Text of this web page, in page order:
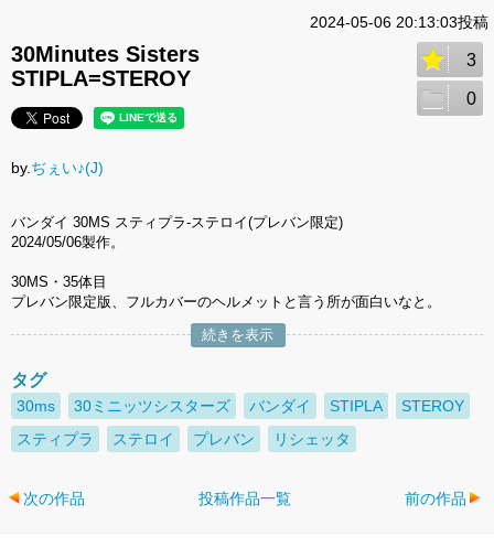
2024-05-06 20:13:03投稿
30Minutes Sisters
STIPLA=STEROY
3
0
by.ぢぇい♪(J)
バンダイ 30MS スティプラ-ステロイ(プレバン限定)
2024/05/06製作。
30MS・35体目
プレバン限定版、フルカバーのヘルメットと言う所が面白いなと。
続きを表示
タグ
30ms 30ミニッツシスターズ バンダイ STIPLA
STEROY
スティプラ
ステロイ プレバン リシェッタ
次の作品 投稿作品一覧 前の作品